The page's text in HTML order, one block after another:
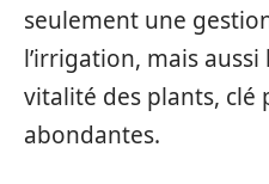
seulement une
l’irrigation, mais
vitalité des plants, clé
abondantes.